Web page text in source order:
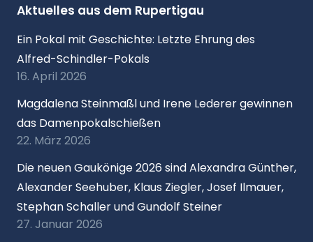
Aktuelles aus dem Rupertigau
Ein Pokal mit Geschichte: Letzte Ehrung des
Alfred-Schindler-Pokals
16. April 2026
Magdalena Steinmaßl und Irene Lederer gewinnen
das Damenpokalschießen
22. März 2026
Die neuen Gaukönige 2026 sind Alexandra Günther,
Alexander Seehuber, Klaus Ziegler, Josef Ilmauer,
Stephan Schaller und Gundolf Steiner
27. Januar 2026